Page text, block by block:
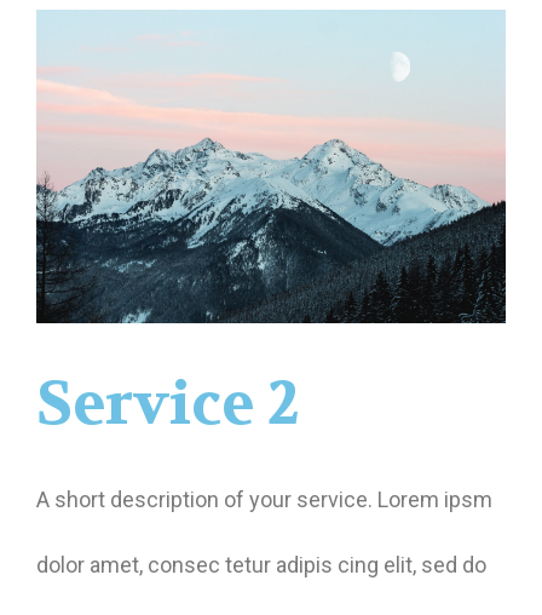
Service 2
A short description of your service. Lorem ipsm
dolor amet, consec tetur adipis cing elit, sed do